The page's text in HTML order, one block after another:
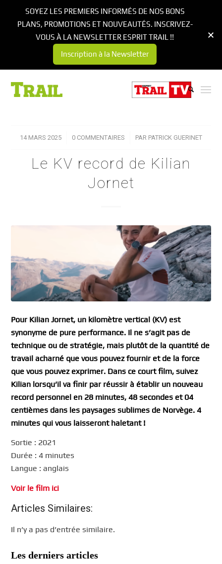
14 MARS 2025
/ 0 COMMENTAIRES
/ PAR PATRICK GUERINET
Le KV record de Kilian
Jornet
Pour Kilian Jornet, un kilomètre vertical (KV) est
synonyme de pure performance. Il ne s’agit pas de
technique ou de stratégie, mais plutôt de la quantité de
travail acharné que vous pouvez fournir et de la force
que vous pouvez exprimer. Dans ce court film, suivez
Kilian lorsqu’il va finir par réussir à établir un nouveau
record personnel en 28 minutes, 48 secondes et 04
centièmes dans les paysages sublimes de Norvège. 4
minutes qui vous laisseront haletant !
Sortie : 2021
Durée : 4 minutes
Langue : anglais
Voir le film ici
Articles Similaires:
Il n’y a pas d’entrée similaire.
Les derniers articles
SOYEZ LES PREMIERS INFORMÉS DE NOS BONS
PLANS, PROMOTIONS ET NOUVEAUTÉS. INSCRIVEZ-
VOUS À LA NEWSLETTER ESPRIT TRAIL !!
Inscription à la Newsletter